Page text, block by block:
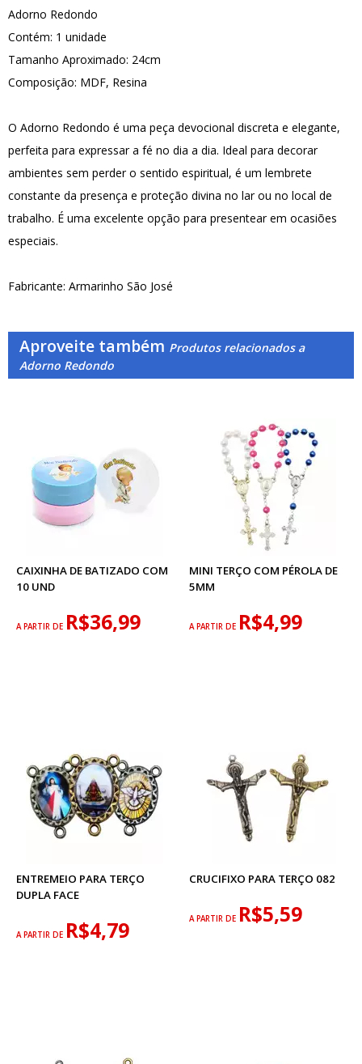
Adorno Redondo
Contém: 1 unidade
Tamanho Aproximado: 24cm
Composição: MDF, Resina
O Adorno Redondo é uma peça devocional discreta e elegante,
perfeita para expressar a fé no dia a dia. Ideal para decorar
ambientes sem perder o sentido espiritual, é um lembrete
constante da presença e proteção divina no lar ou no local de
trabalho. É uma excelente opção para presentear em ocasiões
especiais.
Fabricante: Armarinho São José
Aproveite também Produtos relacionados a
Adorno Redondo
CAIXINHA DE BATIZADO COM
10 UND
A PARTIR DE R$36,99
MINI TERÇO COM PÉROLA DE
5MM
A PARTIR DE R$4,99
ENTREMEIO PARA TERÇO
DUPLA FACE
A PARTIR DE R$4,79
CRUCIFIXO PARA TERÇO 082
A PARTIR DE R$5,59